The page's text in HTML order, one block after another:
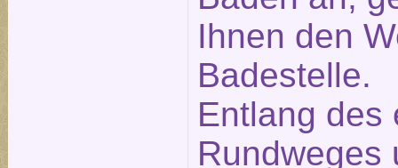
Ihnen den
Badestelle.
Entlang des
Rundweges